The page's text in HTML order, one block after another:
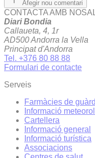
Afegir nou comentari
CONTACTA AMB
Diari Bondia
Callaueta, 4, 1r
AD500 Andorra la Vella
Principat d'Andorra
Tel. +376 80 88 88
Formulari de contacte
Serveis
Farmàcies de
Informació
Cartellera
Informació general
Informació turística
Associacions